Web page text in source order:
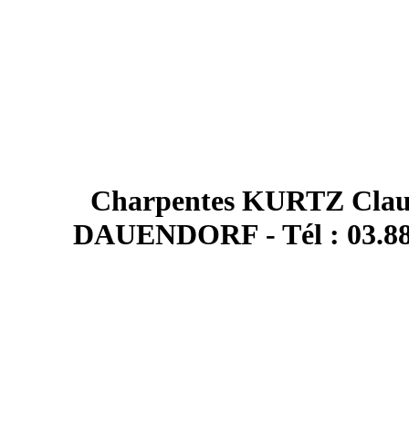
Charpentes KURTZ
DAUENDORF - Tél :